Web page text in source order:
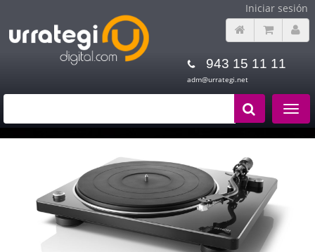
Iniciar sesión
943 15 11 11
adm@urrategi.net
Toggle